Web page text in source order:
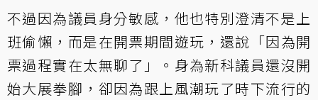
不過因為議員身分敏感，他也特別澄清不是上
班偷懶，而是在開票期間遊玩，還說「因為開
票過程實在太無聊了」。身為新科議員還沒開
始大展拳腳，卻因為跟上風潮玩了時下流行的